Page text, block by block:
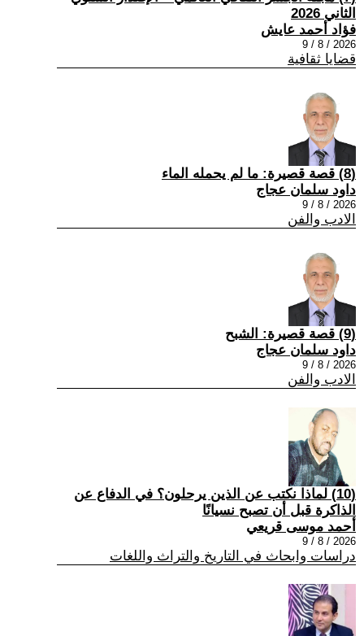
الثاني 2026
فؤاد أحمد عايش
2026 / 8 / 9
قضايا ثقافية
(8) قصة قصيرة: ما لم يحمله الماء
داود سلمان عجاج
2026 / 8 / 9
الادب والفن
(9) قصة قصيرة: الشبح
داود سلمان عجاج
2026 / 8 / 9
الادب والفن
(10) لماذا نكتب عن الذين يرحلون؟ في الدفاع عن
الذاكرة قبل أن تصبح نسيانًا
أحمد موسى قريعي
2026 / 8 / 9
دراسات وابحاث في التاريخ والتراث واللغات